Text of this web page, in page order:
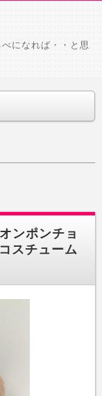
になれば・・と思
ンポンチョ
スチューム